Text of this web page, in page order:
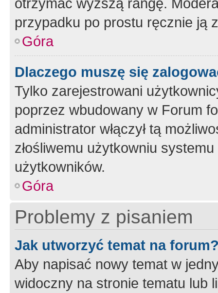
przypadku po prostu ręcznie ją
Góra
Dlaczego muszę się
Tylko zarejestrowani
poprzez wbudowany w Forum
administrator włączył tą
złośliwemu użytkowniu
użytkowników.
Góra
Problemy z pisaniem
Jak utworzyć temat na
Aby napisać nowy temat w
widoczny na stronie tematu lub